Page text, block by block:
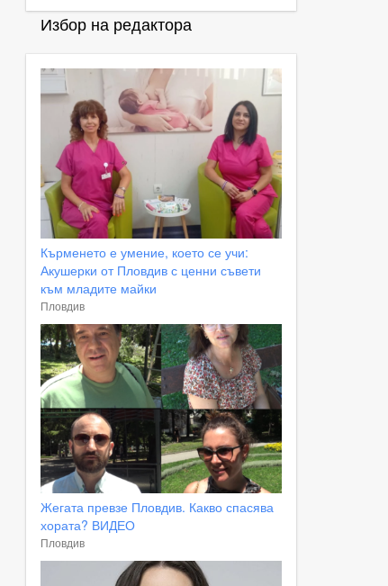
Избор на редактора
Кърменето е умение, което се учи:
Акушерки от Пловдив с ценни съвети
към младите майки
Пловдив
Жегата превзе Пловдив. Какво спасява
хората? ВИДЕО
Пловдив